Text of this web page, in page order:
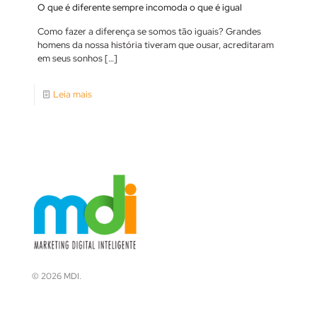
O que é diferente sempre incomoda o que é igual
Como fazer a diferença se somos tão iguais? Grandes
homens da nossa história tiveram que ousar, acreditaram
em seus sonhos[…]
Leia mais
© 2026 MDI.